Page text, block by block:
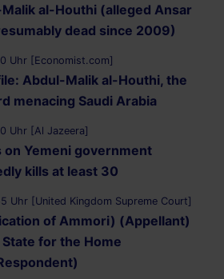
al-Houthi (alleged Ansar
dead since 2009)
Uhr [Economist.com]
Abdul-Malik al-Houthi, the
menacing Saudi Arabia
Uhr [Al Jazeera]
on Yemeni government
kills at least 30
Uhr [United Kingdom Supreme Court]
of Ammori) (Appellant)
for the Home